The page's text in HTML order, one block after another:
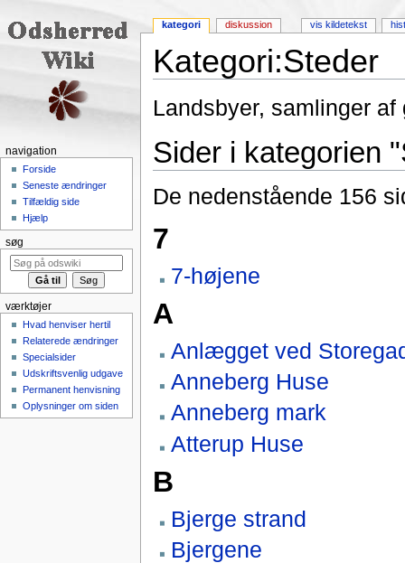
Kategori:Steder
Landsbyer, samlinger
Sider i kategorien
De nedenstående 156
7
7-højene
A
Anlægget ved
Anneberg Huse
Anneberg mark
Atterup Huse
B
Bjerge strand
Bjergene
kategori diskussion vis kildetekst
navigation
Forside
Seneste ændringer
Tilfældig side
Hjælp
søg
værktøjer
Hvad henviser hertil
Relaterede ændringer
Specialsider
Udskriftsvenlig udgave
Permanent henvisning
Oplysninger om siden